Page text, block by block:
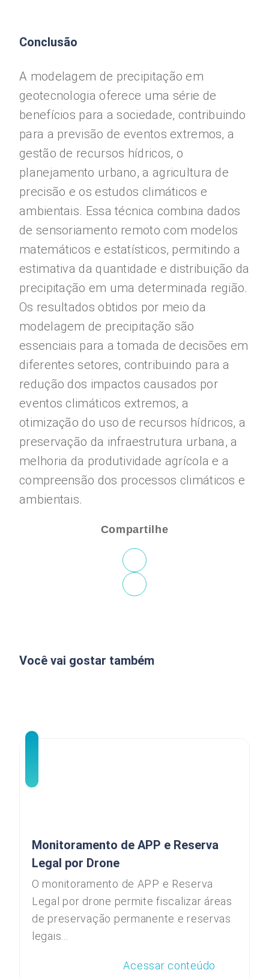
Conclusão
A modelagem de precipitação em
geotecnologia oferece uma série de
benefícios para a sociedade, contribuindo
para a previsão de eventos extremos, a
gestão de recursos hídricos, o
planejamento urbano, a agricultura de
precisão e os estudos climáticos e
ambientais. Essa técnica combina dados
de sensoriamento remoto com modelos
matemáticos e estatísticos, permitindo a
estimativa da quantidade e distribuição da
precipitação em uma determinada região.
Os resultados obtidos por meio da
modelagem de precipitação são
essenciais para a tomada de decisões em
diferentes setores, contribuindo para a
redução dos impactos causados por
eventos climáticos extremos, a
otimização do uso de recursos hídricos, a
preservação da infraestrutura urbana, a
melhoria da produtividade agrícola e a
compreensão dos processos climáticos e
ambientais.
Compartilhe
Você vai gostar também
Monitoramento de APP e Reserva
Legal por Drone
O monitoramento de APP e Reserva
Legal por drone permite fiscalizar áreas
de preservação permanente e reservas
legais...
Acessar conteúdo